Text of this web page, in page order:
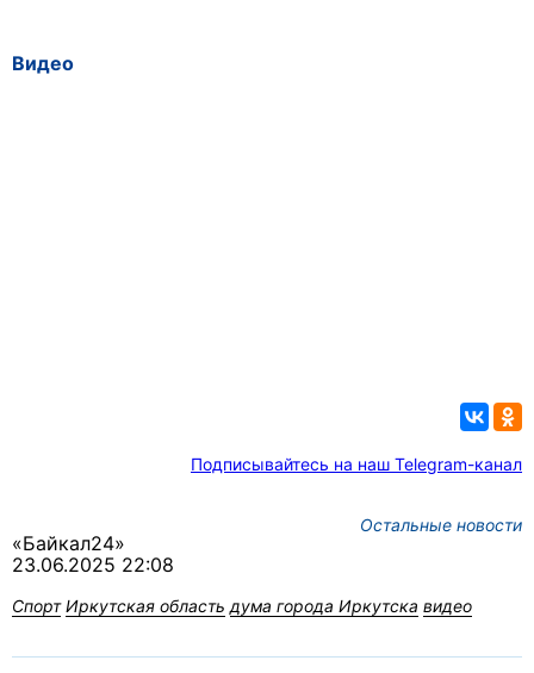
Видео
Подписывайтесь на наш Telegram-канал
Остальные новости
«Байкал24»
23.06.2025 22:08
Спорт Иркутская область дума города Иркутска видео